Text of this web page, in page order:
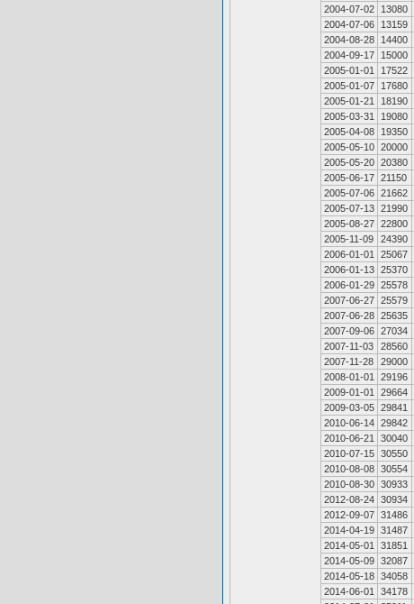
2004-07-02
13080
2004-07-06
13159
2004-08-28
14400
2004-09-17
15000
2005-01-01
17522
2005-01-07
17680
2005-01-21
18190
2005-03-31
19080
2005-04-08
19350
2005-05-10 20000
2005-05-20 20380
2005-06-17 21150
2005-07-06 21662
2005-07-13 21990
2005-08-27 22800
2005-11-09
24390
2006-01-01
25067
2006-01-13 25370
2006-01-29 25578
2007-06-27 25579
2007-06-28 25635
2007-09-06 27034
2007-11-03
28560
2007-11-28
29000
2008-01-01
29196
2009-01-01
29664
2009-03-05 29841
2010-06-14 29842
2010-06-21
30040
2010-07-15 30550
2010-08-08 30554
2010-08-30 30933
2012-08-24 30934
2012-09-07 31486
2014-04-19 31487
2014-05-01
31851
2014-05-09 32087
2014-05-18 34058
2014-06-01
34178